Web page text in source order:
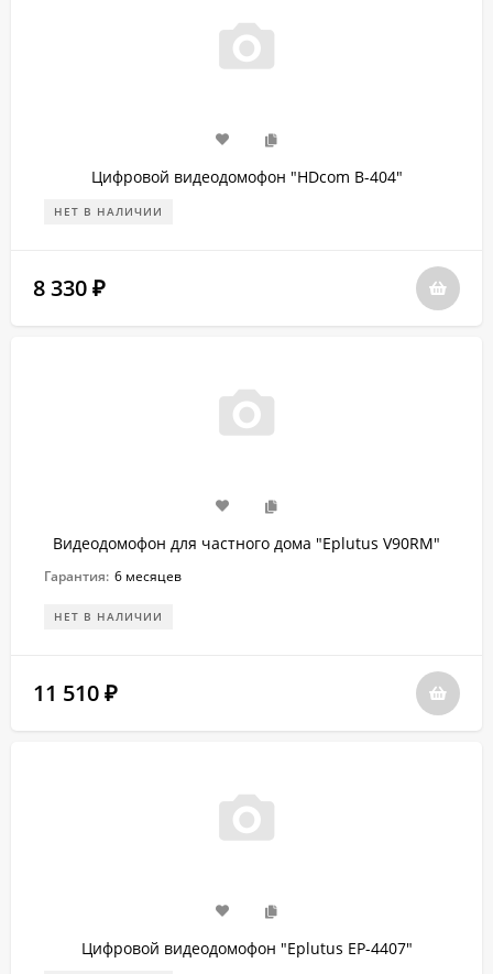
Цифровой видеодомофон "HDcom B-404"
НЕТ В НАЛИЧИИ
8 330 ₽
Видеодомофон для частного дома "Eplutus V90RM"
Гарантия: 6 месяцев
НЕТ В НАЛИЧИИ
11 510 ₽
Цифровой видеодомофон "Eplutus EP-4407"